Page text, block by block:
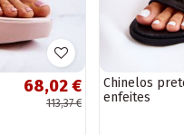
68,02 €
113,37 €
Chinelos
enfeites